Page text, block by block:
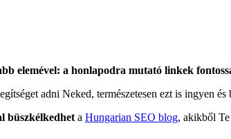
elemével: a honlapodra mutató linkek
adni Neked, természetesen ezt is ingyen és
büszkélkedhet a Hungarian SEO blog, akikből